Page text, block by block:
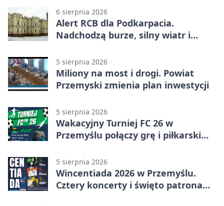
6 sierpnia 2026
Alert RCB dla Podkarpacia.
Nadchodzą burze, silny wiatr i
5 sierpnia 2026
Miliony na most i drogi. Powiat
Przemyski zmienia plan inwestycji
5 sierpnia 2026
Wakacyjny Turniej FC 26 w
Przemyślu połączy grę i piłkarski
5 sierpnia 2026
Wincentiada 2026 w Przemyślu.
Cztery koncerty i święto patrona